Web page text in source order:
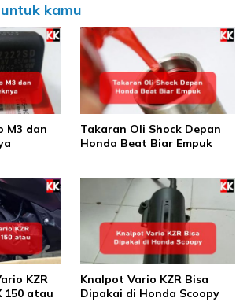
kamu
M3 dan
Takaran Oli Shock Depan
Honda Beat Biar Empuk
KZR
150 atau
Knalpot Vario KZR Bisa
Dipakai di Honda Scoopy